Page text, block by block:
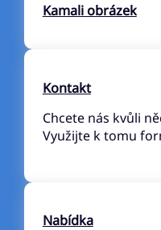
Kamali obrázek
Kontakt
Chcete nás kvůli
Využijte k tomu
Nabídka